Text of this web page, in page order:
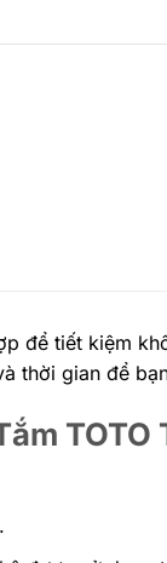
để tiết kiệm
thời gian để
TOTO